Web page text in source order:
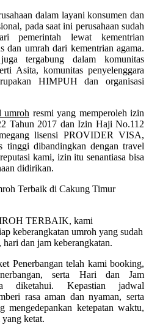
dalam layani konsumen dan
pada saat ini perusahaan sudah
pemerintah lewat kementrian
dan umrah dari kementrian agama.
tergabung dalam komunitas
Asita, komunitas penyelenggara
HIMPUH dan organisasi
umroh resmi yang memperoleh izin
Tahun 2017 dan Izin Haji No.112
lisensi PROVIDER VISA,
tinggi dibandingkan dengan travel
kami, izin itu senantiasa bisa
didirikan.
TERBAIK, kami
keberangkatan umroh yang sudah
dan jam keberangkatan.
Penerbangan telah kami booking,
serta Hari dan Jam
diketahui. Kepastian jadwal
rasa aman dan nyaman, serta
mengedepankan ketepatan waktu,
ketat.